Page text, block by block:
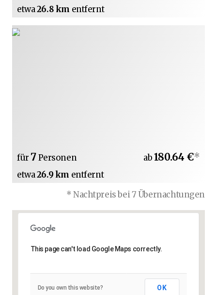
etwa26.8 km entfernt
für 7Personen
etwa26.9 km entfernt
ab180.64 €*
* Nachtpreis bei 7 Übernachtungen
This page can't load Google Maps correctly.
Do you own this website? OK